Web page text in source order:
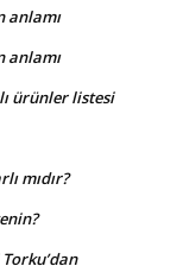
anlamı
anlamı
ürünler listesi
mıdır?